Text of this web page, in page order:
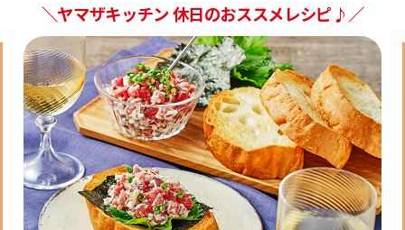
＼ヤマザキッチン 休日のおススメレシピ♪／